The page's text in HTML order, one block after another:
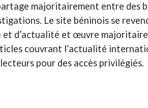
majoritairement entre des
Le site béninois se
et d’actualité et œuvre
couvrant l’actualité
pour des accès privilégiés.